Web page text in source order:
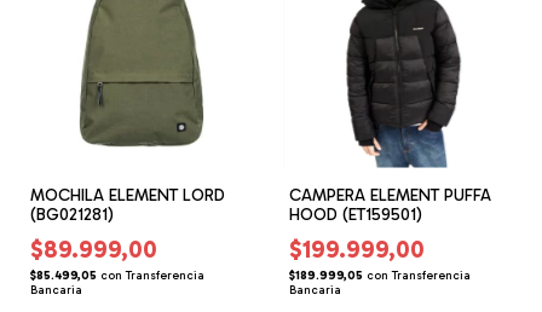
MOCHILA ELEMENT LORD
(BG021281)
$89.999,00
$85.499,05 con Transferencia
Bancaria
CAMPERA ELEMENT PUFFA
HOOD (ET159501)
$199.999,00
$189.999,05 con Transferencia
Bancaria